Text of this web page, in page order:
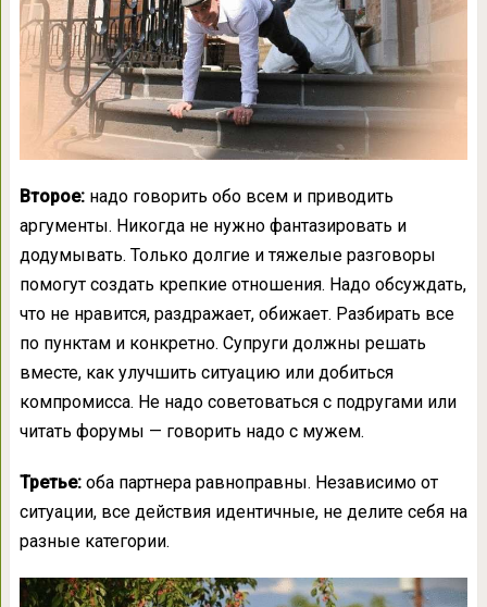
Второе:надо говорить обо всем и приводить
аргументы. Никогда не нужно фантазировать и
додумывать. Только долгие и тяжелые разговоры
помогут создать крепкие отношения. Надо обсуждать,
что не нравится, раздражает, обижает. Разбирать все
по пунктам и конкретно. Супруги должны решать
вместе, как улучшить ситуацию или добиться
компромисса. Не надо советоваться с подругами или
читать форумы — говорить надо с мужем.
Третье:оба партнера равноправны. Независимо от
ситуации, все действия идентичные, не делите себя на
разные категории.